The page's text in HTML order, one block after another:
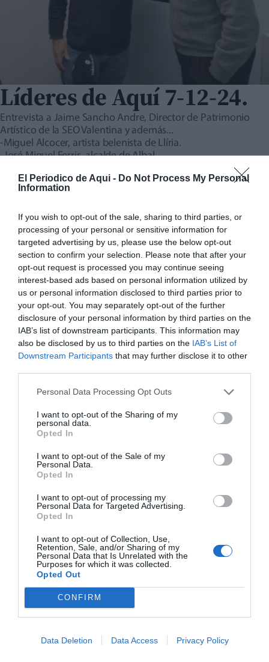
El Periodico de Aqui - Do Not Process My Personal
Information
If you wish to opt-out of the sale, sharing to third parties, or
processing of your personal or sensitive information for
targeted advertising by us, please use the below opt-out
section to confirm your selection. Please note that after your
opt-out request is processed you may continue seeing
interest-based ads based on personal information utilized by
us or personal information disclosed to third parties prior to
your opt-out. You may separately opt-out of the further
disclosure of your personal information by third parties on the
IAB’s list of downstream participants. This information may
also be disclosed by us to third parties on the IAB’s List of
Downstream Participants that may further disclose it to other
Personal Data Processing Opt Outs
I want to opt-out of the Sharing of my
personal data.
Opted In
I want to opt-out of the Sale of my
Personal Data.
Opted In
I want to opt-out of processing my
Personal Data for Targeted Advertising.
Opted In
I want to opt-out of Collection, Use,
Retention, Sale, and/or Sharing of my
Personal Data that Is Unrelated with the
Purposes for which it was collected.
Opted Out
CONFIRM
Data Deletion Data Access Privacy Policy
Líderes de Aquí 7-12-24.
Entrevista a Jaime Sancho Andre, Director de Patrimonio
Artístico de la SEO Valentina y además...
-Miguel Alcocer, artista belenista de Llíria.
-José Miguel Ferris, alcalde de Albal.
-Miguel Navarré. Alcalde de Casinos. Feria Dulces y Peladillas
13-14-15
-David Zapater. Concejal Cultura Chelva. III Feria de la Trufa.
Escucha el artículo ahora… 1x
0:00
Líderes de Aquí 30 Nov.
24. Actualidad comarcas
Valenciana